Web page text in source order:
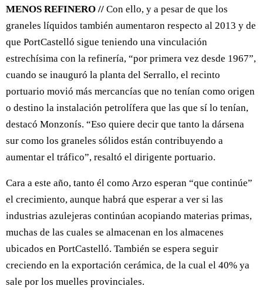
MENOS REFINERO // Con ello, y a pesar de que los
graneles líquidos también aumentaron respecto al 2013 y de
que PortCastelló sigue teniendo una vinculación
estrechísima con la refinería, “por primera vez desde 1967”,
cuando se inauguró la planta del Serrallo, el recinto
portuario movió más mercancías que no tenían como origen
o destino la instalación petrolífera que las que sí lo tenían,
destacó Monzonís. “Eso quiere decir que tanto la dársena
sur como los graneles sólidos están contribuyendo a
aumentar el tráfico”, resaltó el dirigente portuario.
Cara a este año, tanto él como Arzo esperan “que continúe”
el crecimiento, aunque habrá que esperar a ver si las
industrias azulejeras continúan acopiando materias primas,
muchas de las cuales se almacenan en los almacenes
ubicados en PortCastelló. También se espera seguir
creciendo en la exportación cerámica, de la cual el 40% ya
sale por los muelles provinciales.